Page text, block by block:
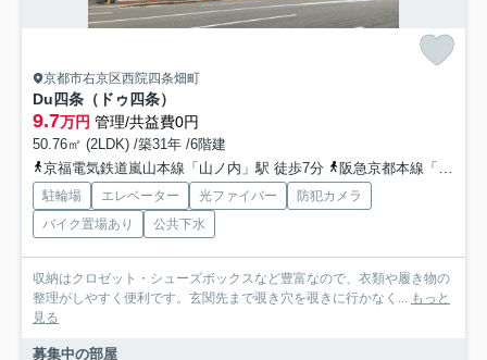
京都市右京区西院四条畑町
Du四条（ドゥ四条）
9.7万円 管理/共益費0円
50.76㎡ (2LDK) /築31年 /6階建
京福電気鉄道嵐山本線「山ノ内」駅 徒歩7分
阪急京都本線「西院」駅 徒歩12分
駐輪場 エレベーター 光ファイバー
防犯カメラ
バイク置場あり
公共下水
収納はクロゼット・シューズボックスなど豊富なので、衣類や履き物の
整理がしやすく便利です。玄関先まで覗き穴を覗きに行かなく... もっと
見る
募集中の部屋